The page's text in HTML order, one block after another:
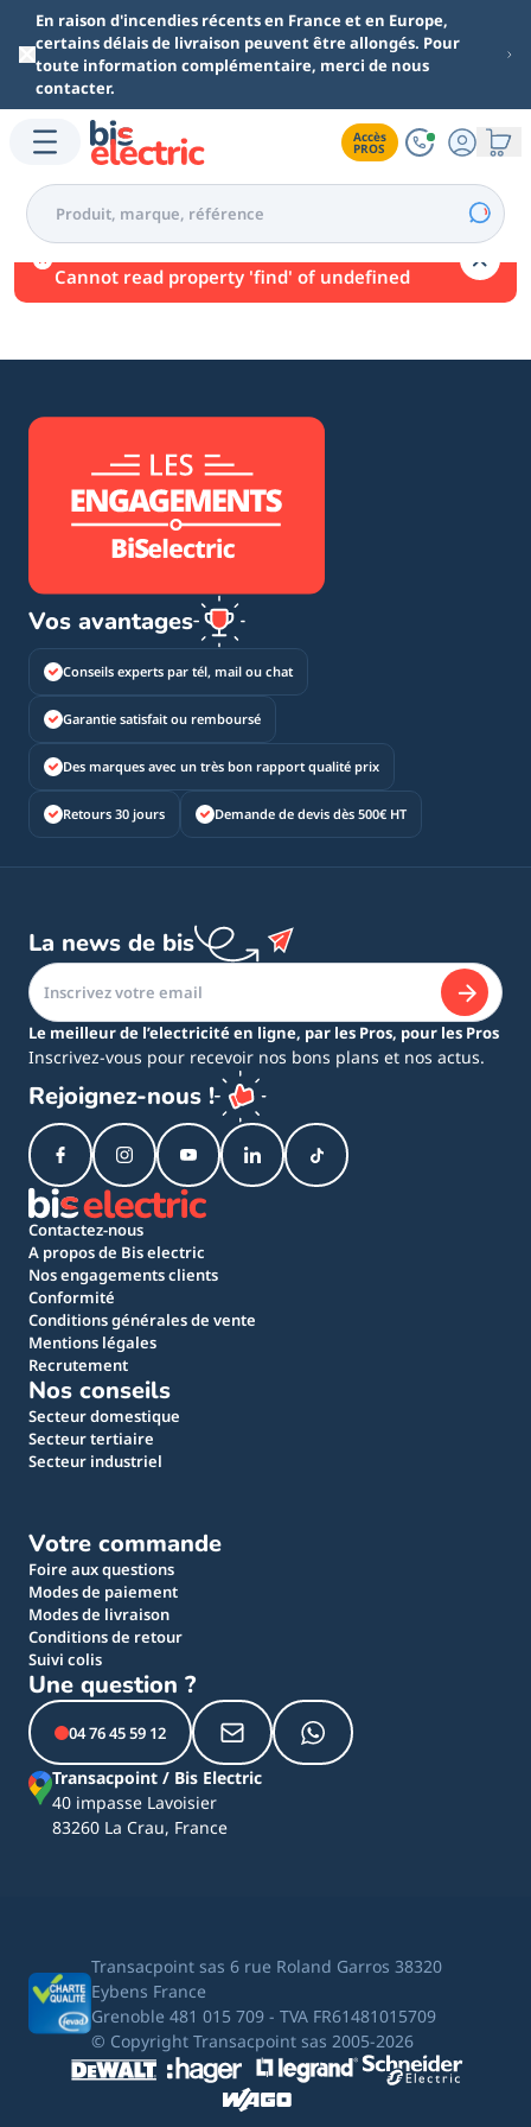
Aller au contenu principal
En raison d'incendies récents en France et en Europe,
certains délais de livraison peuvent être allongés. Pour
toute information complémentaire, merci de nous
contacter.
Accès
PROS
Une erreur est survenue.
Cannot read property 'find' of undefined
Vos avantages
Conseils experts par tél, mail ou chat
Garantie satisfait ou remboursé
Des marques avec un très bon rapport qualité prix
Retours 30 jours Demande de devis dès 500€ HT
La news de bis
Le meilleur de l’electricité en ligne, par les Pros, pour les Pros
Inscrivez-vous pour recevoir nos bons plans et nos actus.
Rejoignez-nous !
Contactez-nous
A propos de Bis electric
Nos engagements clients
Conformité
Conditions générales de vente
Mentions légales
Recrutement
Nos conseils
Secteur domestique
Secteur tertiaire
Secteur industriel
Votre commande
Foire aux questions
Modes de paiement
Modes de livraison
Conditions de retour
Suivi colis
Une question ?
04 76 45 59 12
Transacpoint / Bis Electric
40 impasse Lavoisier
83260 La Crau, France
Transacpoint sas 6 rue Roland Garros 38320
Eybens France
Grenoble 481 015 709 - TVA FR61481015709
© Copyright Transacpoint sas 2005-2026